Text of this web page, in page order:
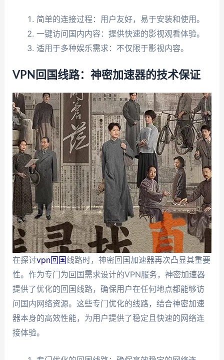
简单的连接过程：用户友好，易于安装和使用。
一键访问国内内容：提供快速的影视观看体验。
适用于多种娱乐需求：不仅限于影视内容。
VPN回国线路：神密加速器的技术保证
在探讨vpn回国线路时，神密回国加速器再次凸显其重要
性。作为专门为回国需求设计的VPN服务，神密加速器
提供了优化的回国线路，确保用户在任何地点都能够访
问国内网络资源。这些专门优化的线路，结合神密加速
器本身的高效性能，为用户提供了稳定且快速的网络连
接体验。